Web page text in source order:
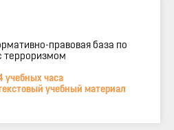
правовая база по
терроризмом
учебных часа
учебный материал